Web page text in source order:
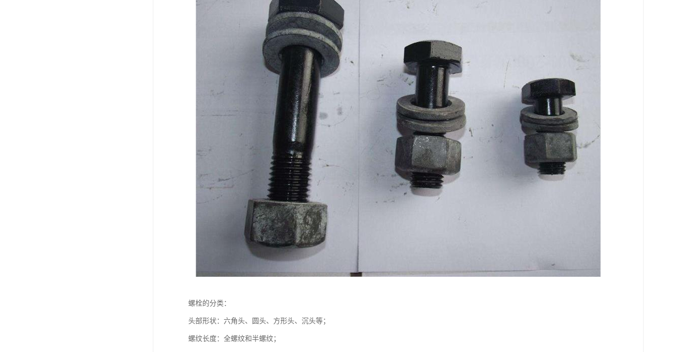
螺栓的分类：
头部形状：六角头、圆头、方形头、沉头等；
螺纹长度：全螺纹和半螺纹；